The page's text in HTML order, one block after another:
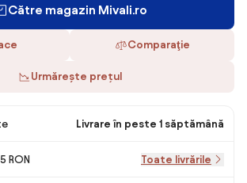
Către magazin Mivali.ro
Comparaţie
Urmărește prețul
Livrare în peste 1 săptămână
RON Toate livrările